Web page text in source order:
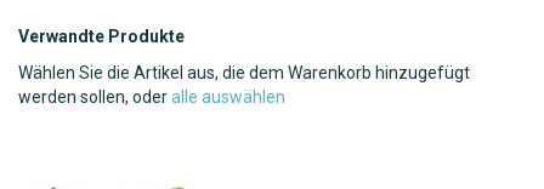
Verwandte Produkte
Wählen Sie die Artikel aus, die dem Warenkorb hinzugefügt
werden sollen, oderalle auswählen